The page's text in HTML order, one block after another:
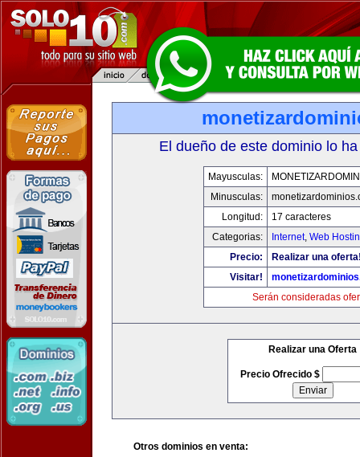
El dueño de este dominio lo
Mayusculas:
Minusculas:
Longitud:
17 caracteres
Categorias:
Internet, Web
Precio:
Realizar una
Visitar!
Serán consideradas
Realizar una Oferta
Precio Ofrecido $
Otros dominios en venta: